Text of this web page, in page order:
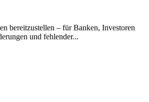
bereitzustellen – für Banken, Investoren
und fehlender...